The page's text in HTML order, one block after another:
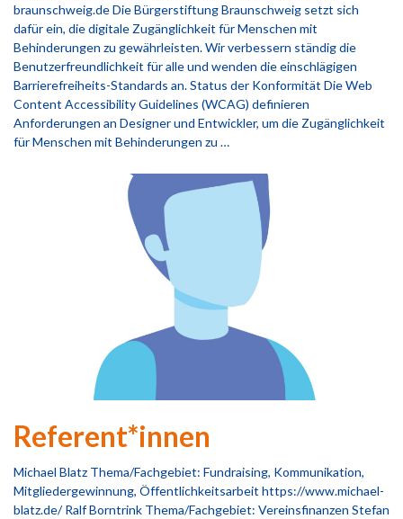
braunschweig.de Die Bürgerstiftung Braunschweig setzt sich
dafür ein, die digitale Zugänglichkeit für Menschen mit
Behinderungen zu gewährleisten. Wir verbessern ständig die
Benutzerfreundlichkeit für alle und wenden die einschlägigen
Barrierefreiheits-Standards an. Status der Konformität Die Web
Content Accessibility Guidelines (WCAG) definieren
Anforderungen an Designer und Entwickler, um die Zugänglichkeit
für Menschen mit Behinderungen zu …
Referent*innen
Michael Blatz Thema/Fachgebiet: Fundraising, Kommunikation,
Mitgliedergewinnung, Öffentlichkeitsarbeit https://www.michael-
blatz.de/ Ralf Borntrink Thema/Fachgebiet: Vereinsfinanzen Stefan